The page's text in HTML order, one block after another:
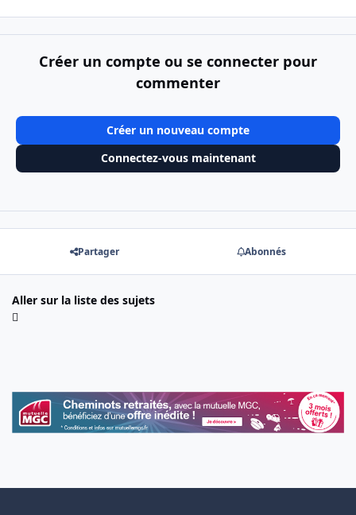
Créer un compte ou se connecter pour
commenter
Créer un nouveau compte
Connectez-vous maintenant
Partager Abonnés
Aller sur la liste des sujets